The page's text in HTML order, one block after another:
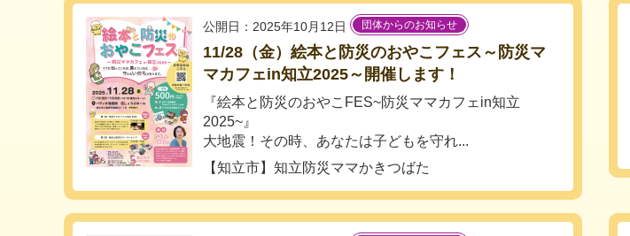
公開日：2025年10月12日 団体からのお知らせ
11/28（金）絵本と防災のおやこフェス～防災マ
マカフェin知立2025～開催します！
『絵本と防災のおやこFES~防災ママカフェin知立
2025~』
大地震！その時、あなたは子どもを守れ...
【知立市】知立防災ママかきつばた